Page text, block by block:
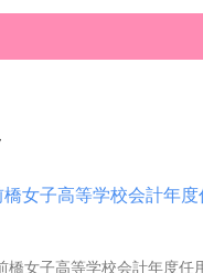
橋女子高等学校会計年度任